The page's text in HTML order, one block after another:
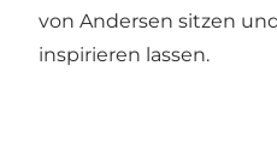
von Andersen sitzen
inspirieren lassen.